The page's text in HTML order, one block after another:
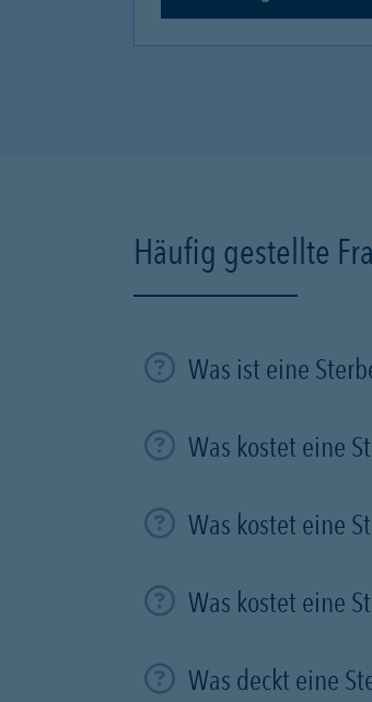
Häufig gestellte
Was ist eine
Was kostet eine
Was kostet eine
Was kostet eine
Was deckt eine